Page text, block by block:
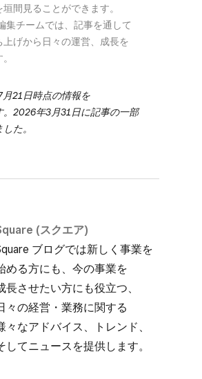
間見る​ことができます。​
集チームでは、​記事を​通して​
上げから​日々の​運営、​成長を​
21日時点の​情報を​
。​2026年3月31日に​​記事の​​一部​
た。
(スクエア)
ブログでは​新しく​事業を​
める方にも、​今の​事業を​
長させたい方にも​役立つ、​
々の​経営・業務に​関する​
々な​アドバイス、​トレンド、​
して​ニュースを​提供します。